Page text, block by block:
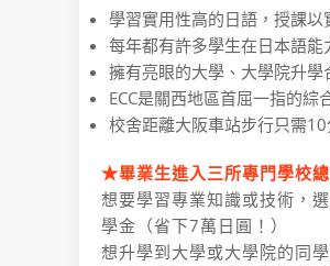
學習實用性高的日語，授課
每年都有許多學生在日本語
擁有亮眼的大學、大學院升學
ECC是關西地區首屈一指的
校舍距離大阪車站步行只需
★畢業生進入三所專門學校
想要學習專業知識或技術，
學金（省下7萬日圓！）
想升學到大學或大學院的同